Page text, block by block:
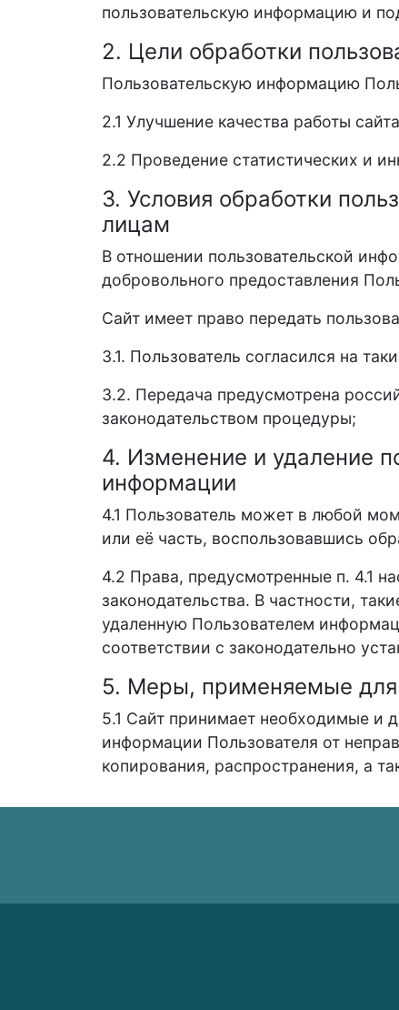
пользовательскую информацию и
2. Цели обработки
Пользовательскую информацию
2.1 Улучшение качества работы
2.2 Проведение статистических и
3. Условия обработки
лицам
В отношении пользовательской
добровольного предоставления
Сайт имеет право передать
3.1. Пользователь согласился на
3.2. Передача предусмотрена
законодательством процедуры;
4. Изменение и удаление
информации
4.1 Пользователь может в любой
или её часть, воспользовавшись
4.2 Права, предусмотренные п. 4.1
законодательства. В частности,
удаленную Пользователем
соответствии с законодательно
5. Меры, применяемые для
5.1 Сайт принимает необходимые и
информации Пользователя от
копирования, распространения, а